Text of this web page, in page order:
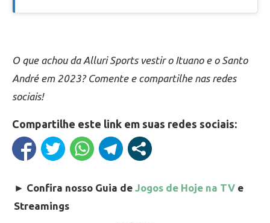
O que achou da Alluri Sports vestir o Ituano e o Santo
André em 2023? Comente e compartilhe nas redes
sociais!
Compartilhe este link em suas redes sociais:
► Confira nosso Guia de Jogos de Hoje na TV e
Streamings